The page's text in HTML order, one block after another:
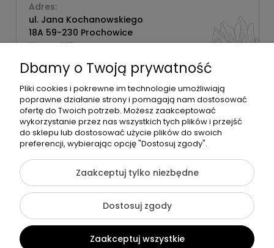
Adres:
ul. Jana Kochanowskiego
18A 59-230 Prochowice
Numer NIP:
Telefon:
518358020
©2026 Wszelkie Prawa Zastrzeżone | Zrób Sobie Krem
Szablon Flex byEcommercy
Pokaż pełną wersję strony
Sklep internetowy Shoper Premium
Dbamy o Twoją prywatność
Pliki cookies i pokrewne im technologie umożliwiają
poprawne działanie strony i pomagają nam dostosować
ofertę do Twoich potrzeb. Możesz zaakceptować
wykorzystanie przez nas wszystkich tych plików i przejść
do sklepu lub dostosować użycie plików do swoich
preferencji, wybierając opcję "Dostosuj zgody".
Zaakceptuj tylko niezbędne
Dostosuj zgody
Zaakceptuj wszystkie